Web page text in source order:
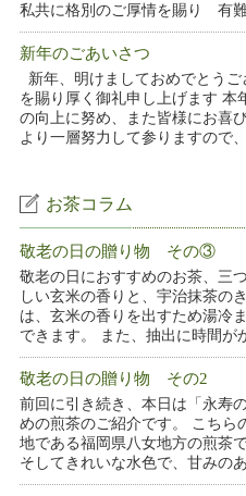
私共に格別のご厚情を賜り 有
新年のごあいさつ
新年、明けましておめでとう
を賜り厚く御礼申し上げます 本
の向上に努め、また皆様にお喜
より一層努力して参りますので
お茶コラム
敬老の日の贈り物 その③
敬老の日におすすめのお茶、三
しい玄米の香りと、宇治抹茶の
は、玄米の香りを出すため湯冷
できます。 また、抽出に時間
敬老の日の贈り物 その2
前回に引き続き、本日は「永寿
めの煎茶のご紹介です。 こちら
地である福岡県八女地方の煎茶
そしてきれいな水色で、甘みの